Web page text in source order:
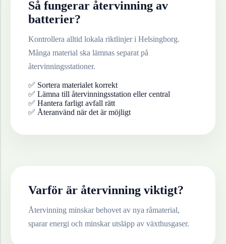
Så fungerar återvinning av
batterier?
Kontrollera alltid lokala riktlinjer i Helsingborg.
Många material ska lämnas separat på
återvinningsstationer.
✅ Sortera materialet korrekt
✅ Lämna till återvinningsstation eller central
✅ Hantera farligt avfall rätt
✅ Återanvänd när det är möjligt
Varför är återvinning viktigt?
Återvinning minskar behovet av nya råmaterial,
sparar energi och minskar utsläpp av växthusgaser.